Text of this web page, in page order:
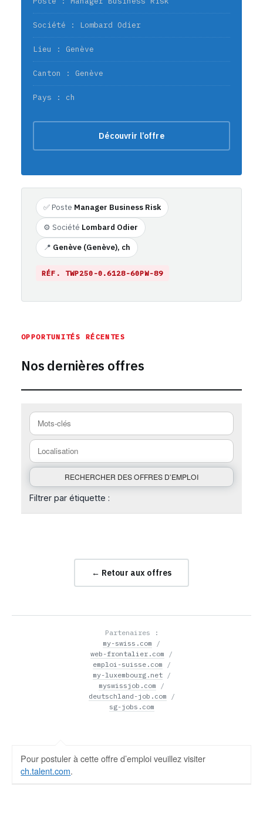
Société : Lombard Odier
Lieu : Genève
Canton : Genève
Pays : ch
Découvrir l’offre
✅ Poste Manager Business Risk
⚙️ Société Lombard Odier
📍 Genève (Genève), ch
RÉF. TWP250-0.6128-60PW-89
OPPORTUNITÉS RÉCENTES
Nos dernières offres
Filtrer par étiquette :
← Retour aux offres
Partenaires :
my-swiss.com /
web-frontalier.com /
emploi-suisse.com /
my-luxembourg.net/
myswissjob.com /
deutschland-job.com /
sg-jobs.com
Pour postuler à cette offre d’emploi veuillez visiter
ch.talent.com.